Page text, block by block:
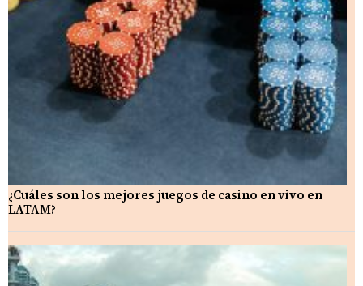
¿Cuáles son los mejores juegos de casino en vivo en
LATAM?